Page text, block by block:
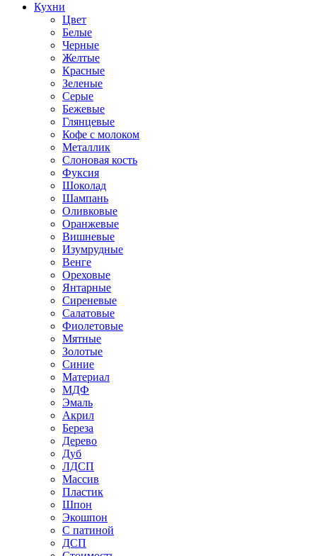
Кухни
Цвет
Белые
Черные
Желтые
Красные
Зеленые
Серые
Бежевые
Глянцевые
Кофе с молоком
Металлик
Слоновая кость
Фуксия
Шоколад
Шампань
Оливковые
Оранжевые
Вишневые
Изумрудные
Венге
Ореховые
Янтарные
Сиреневые
Салатовые
Фиолетовые
Мятные
Золотые
Синие
Материал
МДФ
Эмаль
Акрил
Береза
Дерево
Дуб
ЛДСП
Массив
Пластик
Шпон
Экошпон
С патиной
ДСП